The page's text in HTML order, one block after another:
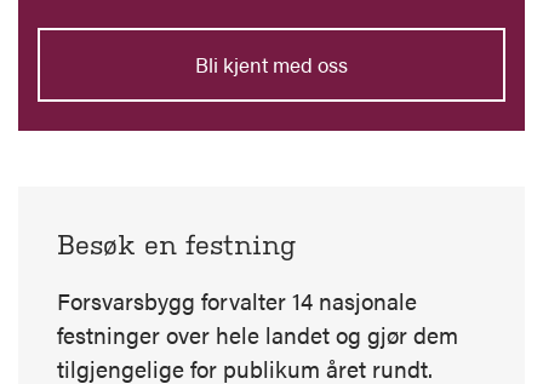
Bli kjent med oss
Besøk en festning
Forsvarsbygg forvalter 14 nasjonale
festninger over hele landet og gjør dem
tilgjengelige for publikum året rundt.